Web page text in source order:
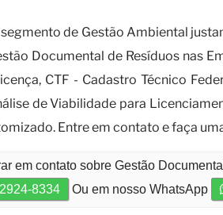
de Gestão Ambiental
Documental de Resíduos nas
CTF - Cadastro Técnico
de Viabilidade para
Entre em contato e faça
em contato sobre Gestão
8334 Ou em nosso WhatsApp